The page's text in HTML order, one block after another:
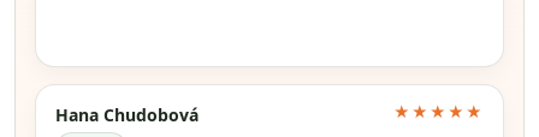
Hana Chudobová ★★★★★